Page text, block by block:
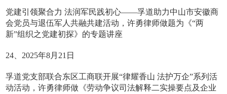
党建引领聚合力 法润军民践初心——孚道助力中山市安徽商
会党员与退伍军人共融共建活动，许勇律师做题为《“两
新”组织之党建初探》的专题讲座
24、2025年8月21日
孚道党支部联合东区工商联开展“律耀香山 法护万企”系列活
动活动，许勇律师做《劳动争议司法解释二实操要点及企业